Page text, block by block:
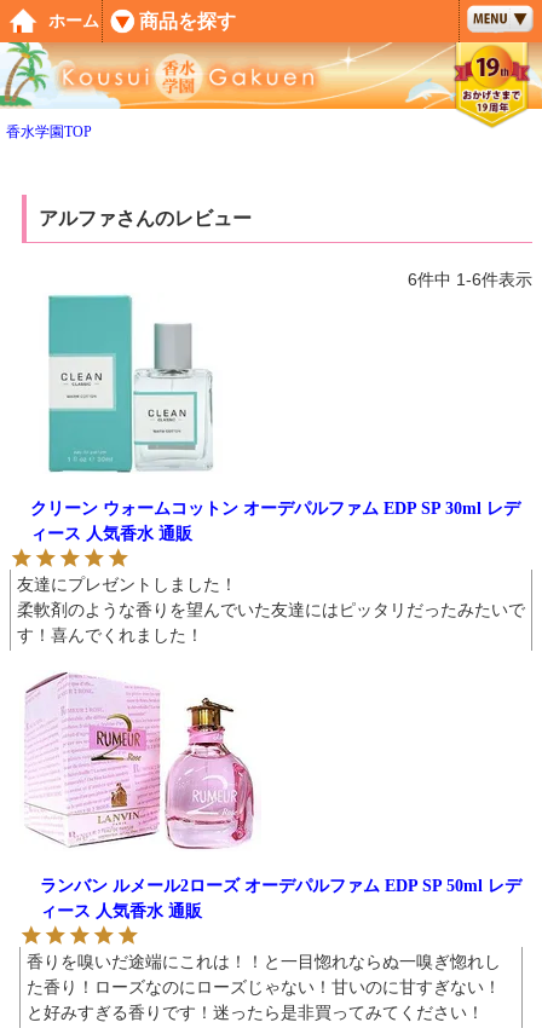
香水学園TOP
アルファさんのレビュー
6件中 1-6件表示
クリーン ウォームコットン オーデパルファム EDP SP 30ml レデ
ィース 人気香水 通販
友達にプレゼントしました！
柔軟剤のような香りを望んでいた友達にはピッタリだったみたいで
す！喜んでくれました！
ランバン ルメール2ローズ オーデパルファム EDP SP 50ml レデ
ィース 人気香水 通販
香りを嗅いだ途端にこれは！！と一目惚れならぬ一嗅ぎ惚れし
た香り！ローズなのにローズじゃない！甘いのに甘すぎない！
と好みすぎる香りです！迷ったら是非買ってみてください！
ペー
ジト
ップ
へ
ホーム 商品を探す